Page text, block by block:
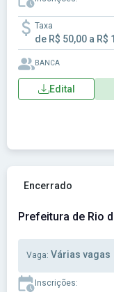
Taxa
de R$ 50,00 a R$
BANCA
Edital
Ver concurso:
Encerrado
Prefeitura de Rio
Vaga: Várias vagas
Inscrições: